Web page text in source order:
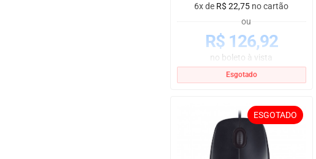
6x de R$ 22,75 no cartão
ou
R$126,92
no boleto à vista
Esgotado
ESGOTADO